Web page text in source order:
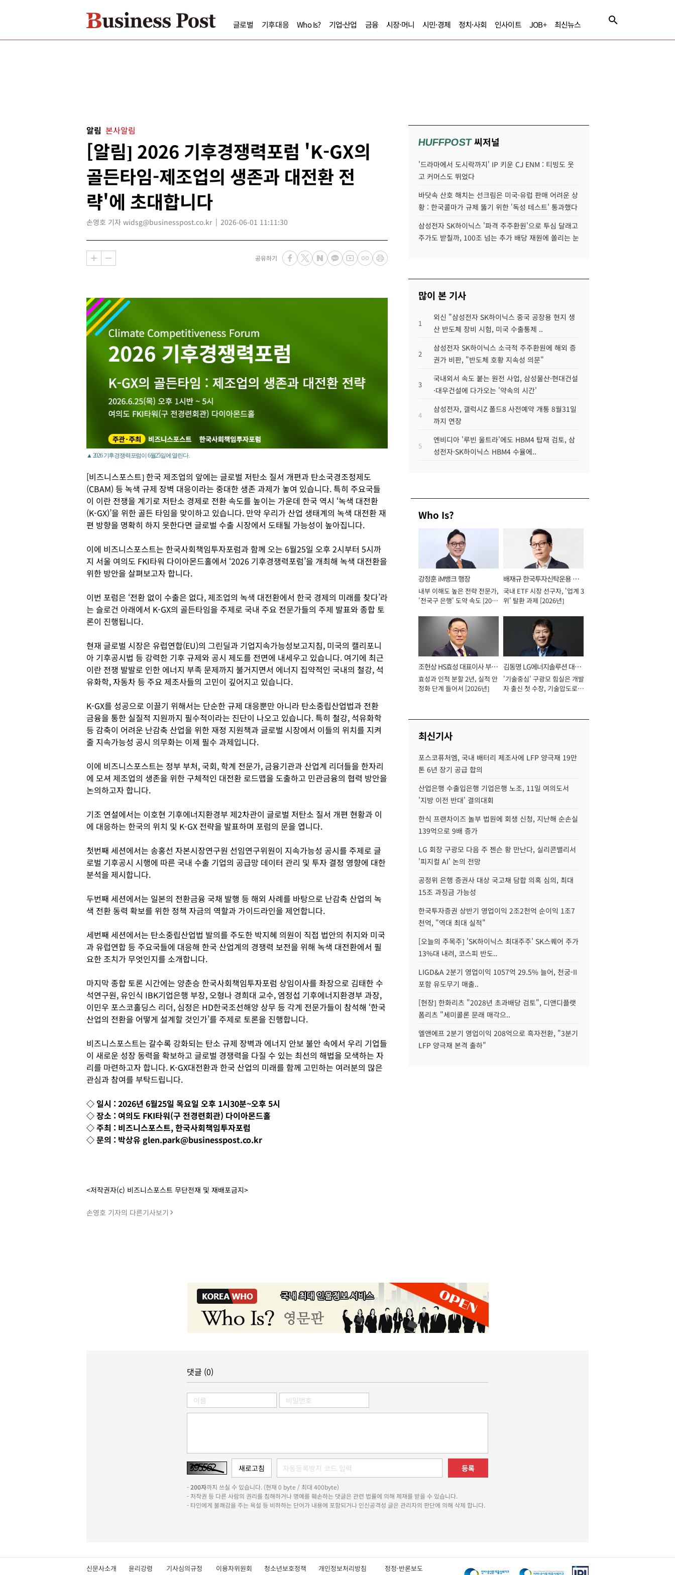
글로벌 기후대응 Who Is? 기업·산업 금융 시장·머니 시민·경제 정치·사회 인사이트 JOB+ 최신뉴스
알림 본사알림
[알림] 2026 기후경쟁력포럼 'K-GX의
골든타임-제조업의 생존과 대전환 전
략'에 초대합니다
손영호 기자 widsg@businesspost.co.kr 2026-06-01 11:11:30
공유하기
▲ 2026 기후경쟁력포럼이 6월25일에 열린다.
[비즈니스포스트] 한국 제조업의 앞에는 글로벌 저탄소 질서 개편과 탄소국경조정제도
(CBAM) 등 녹색 규제 장벽 대응이라는 중대한 생존 과제가 놓여 있습니다. 특히 주요국들
이 이란 전쟁을 계기로 저탄소 경제로 전환 속도를 높이는 가운데 한국 역시 ‘녹색 대전환
(K-GX)’을 위한 골든 타임을 맞이하고 있습니다. 만약 우리가 산업 생태계의 녹색 대전환 재
편 방향을 명확히 하지 못한다면 글로벌 수출 시장에서 도태될 가능성이 높아집니다.
이에 비즈니스포스트는 한국사회책임투자포럼과 함께 오는 6월25일 오후 2시부터 5시까
지 서울 여의도 FKI타워 다이아몬드홀에서 ‘2026 기후경쟁력포럼’을 개최해 녹색 대전환을
위한 방안을 살펴보고자 합니다.
이번 포럼은 ‘전환 없이 수출은 없다, 제조업의 녹색 대전환에서 한국 경제의 미래를 찾다’라
는 슬로건 아래에서 K-GX의 골든타임을 주제로 국내 주요 전문가들의 주제 발표와 종합 토
론이 진행됩니다.
현재 글로벌 시장은 유럽연합(EU)의 그린딜과 기업지속가능성보고지침, 미국의 캘리포니
아 기후공시법 등 강력한 기후 규제와 공시 제도를 전면에 내세우고 있습니다. 여기에 최근
이란 전쟁 발발로 인한 에너지 부족 문제까지 불거지면서 에너지 집약적인 국내의 철강, 석
유화학, 자동차 등 주요 제조사들의 고민이 깊어지고 있습니다.
K-GX를 성공으로 이끌기 위해서는 단순한 규제 대응뿐만 아니라 탄소중립산업법과 전환
금융을 통한 실질적 지원까지 필수적이라는 진단이 나오고 있습니다. 특히 철강, 석유화학
등 감축이 어려운 난감축 산업을 위한 재정 지원책과 글로벌 시장에서 이들의 위치를 지켜
줄 지속가능성 공시 의무화는 이제 필수 과제입니다.
이에 비즈니스포스트는 정부 부처, 국회, 학계 전문가, 금융기관과 산업계 리더들을 한자리
에 모셔 제조업의 생존을 위한 구체적인 대전환 로드맵을 도출하고 민관금융의 협력 방안을
논의하고자 합니다.
기조 연설에서는 이호현 기후에너지환경부 제2차관이 글로벌 저탄소 질서 개편 현황과 이
에 대응하는 한국의 위치 및 K-GX 전략을 발표하며 포럼의 문을 엽니다.
첫번째 세션에서는 송홍선 자본시장연구원 선임연구위원이 지속가능성 공시를 주제로 글
로벌 기후공시 시행에 따른 국내 수출 기업의 공급망 데이터 관리 및 투자 결정 영향에 대한
분석을 제시합니다.
두번째 세션에서는 일본의 전환금융 국채 발행 등 해외 사례를 바탕으로 난감축 산업의 녹
색 전환 동력 확보를 위한 정책 자금의 역할과 가이드라인을 제언합니다.
세번째 세션에서는 탄소중립산업법 발의를 주도한 박지혜 의원이 직접 법안의 취지와 미국
과 유럽연합 등 주요국들에 대응해 한국 산업계의 경쟁력 보전을 위해 녹색 대전환에서 필
요한 조치가 무엇인지를 소개합니다.
마지막 종합 토론 시간에는 양춘승 한국사회책임투자포럼 상임이사를 좌장으로 김태한 수
석연구원, 유인식 IBK기업은행 부장, 오형나 경희대 교수, 염정섭 기후에너지환경부 과장,
이민우 포스코홀딩스 리더, 심정은 HD한국조선해양 상무 등 각계 전문가들이 참석해 ‘한국
산업의 전환을 어떻게 설계할 것인가’를 주제로 토론을 진행합니다.
비즈니스포스트는 갈수록 강화되는 탄소 규제 장벽과 에너지 안보 불안 속에서 우리 기업들
이 새로운 성장 동력을 확보하고 글로벌 경쟁력을 다질 수 있는 최선의 해법을 모색하는 자
리를 마련하고자 합니다. K-GX대전환과 한국 산업의 미래를 함께 고민하는 여러분의 많은
관심과 참여를 부탁드립니다.
◇ 일시 : 2026년 6월25일 목요일 오후 1시30분~오후 5시
◇ 장소 : 여의도 FKI타워(구 전경련회관) 다이아몬드홀
◇ 주최 : 비즈니스포스트, 한국사회책임투자포럼
◇ 문의 : 박상유 glen.park@businesspost.co.kr
<저작권자(c) 비즈니스포스트 무단전재 및 재배포금지>
손영호 기자의 다른기사보기
HUFFPOST씨저널
'드라마에서 도시락까지' IP 키운 CJ ENM : 티빙도 웃
고 커머스도 뛰었다
바닷속 산호 해치는 선크림은 미국·유럽 판매 어려운 상
황 : 한국콜마가 규제 뚫기 위한 '독성 테스트' 통과했다
삼성전자 SK하이닉스 '파격 주주환원'으로 투심 달래고
주가도 받칠까, 100조 넘는 추가 배당 재원에 쏠리는 눈
많이 본 기사
1
외신 "삼성전자 SK하이닉스 중국 공장용 현지 생
산 반도체 장비 시험, 미국 수출통제 ..
2
삼성전자 SK하이닉스 소극적 주주환원에 해외 증
권가 비판, "반도체 호황 지속성 의문"
3
국내외서 속도 붙는 원전 사업, 삼성물산·현대건설
·대우건설에 다가오는 '약속의 시간'
4
삼성전자, 갤럭시Z 폴드8 사전예약 개통 8월31일
까지 연장
5
엔비디아 '루빈 울트라'에도 HBM4 탑재 검토, 삼
성전자·SK하이닉스 HBM4 수율에..
Who Is?
강정훈 iM뱅크 행장
내부 이해도 높은 전략 전문가,
'전국구 은행' 도약 속도 [2026
배재규 한국투자신탁운용 대
표이사 사장
국내 ETF 시장 선구자, '업계 3
위' 탈환 과제 [2026년]
조현상 HS효성 대표이사 부회
장
효성과 인적 분할 2년, 실적 안
정화 단계 들어서 [2026년]
김동명 LG에너지솔루션 대표
이사 사장
'기술중심' 구광모 힘실은 개발
자 출신 첫 수장, 기술압도로
최신기사
포스코퓨처엠, 국내 배터리 제조사에 LFP 양극재 19만
톤 6년 장기 공급 합의
산업은행 수출입은행 기업은행 노조, 11일 여의도서
'지방 이전 반대' 결의대회
한식 프랜차이즈 놀부 법원에 회생 신청, 지난해 순손실
139억으로 9배 증가
LG 회장 구광모 다음 주 젠슨 황 만난다, 실리콘밸리서
'피지컬 AI' 논의 전망
공정위 은행 증권사 대상 국고채 담합 의혹 심의, 최대
15조 과징금 가능성
한국투자증권 상반기 영업이익 2조2천억 순이익 1조7
천억, "역대 최대 실적"
[오늘의 주목주] 'SK하이닉스 최대주주' SK스퀘어 주가
13%대 내려, 코스피 반도..
LIGD&A 2분기 영업이익 1057억 29.5% 늘어, 천궁-II
포함 유도무기 매출..
[현장] 한화리츠 "2028년 초과배당 검토", 디앤디플랫
폼리츠 "세미콜론 문래 매각으..
엘앤에프 2분기 영업이익 208억으로 흑자전환, "3분기
LFP 양극재 본격 출하"
댓글 (0)
등록
-200자까지 쓰실 수 있습니다. (현재 0 byte / 최대 400byte)
- 저작권 등 다른 사람의 권리를 침해하거나 명예를 훼손하는 댓글은 관련 법률에 의해 제재를 받을 수 있습니다.
- 타인에게 불쾌감을 주는 욕설 등 비하하는 단어가 내용에 포함되거나 인신공격성 글은 관리자의 판단에 의해 삭제 합니다.
신문사소개 윤리강령 기사심의규정 이용자위원회 청소년보호정책 개인정보처리방침 정정·반론보도